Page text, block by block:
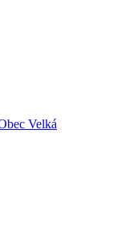
Velká